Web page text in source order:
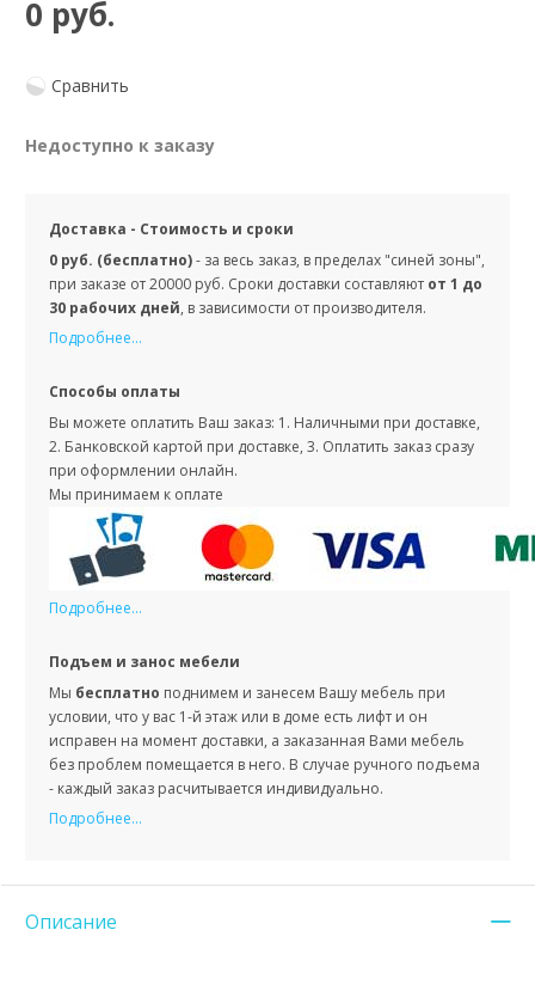
0 руб.
Сравнить
Недоступно к заказу
Доставка - Стоимость и сроки
0 руб. (бесплатно)- за весь заказ, в пределах "синей зоны",
при заказе от 20000 руб. Сроки доставки составляют от 1 до
30 рабочих дней, в зависимости от производителя.
Подробнее...
Способы оплаты
Вы можете оплатить Ваш заказ: 1. Наличными при доставке,
2. Банковской картой при доставке, 3. Оплатить заказ сразу
при оформлении онлайн.
Мы принимаем к оплате
Подробнее...
Подъем и занос мебели
Мы бесплатно поднимем и занесем Вашу мебель при
условии, что у вас 1-й этаж или в доме есть лифт и он
исправен на момент доставки, а заказанная Вами мебель
без проблем помещается в него. В случае ручного подъема
- каждый заказ расчитывается индивидуально.
Подробнее...
Описание